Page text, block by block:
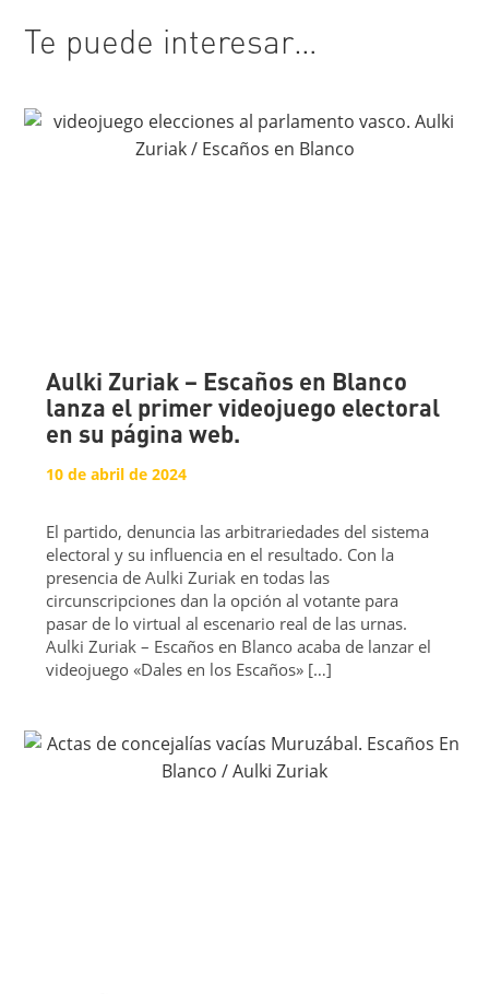
Te puede interesar…
Aulki Zuriak – Escaños en Blanco
lanza el primer videojuego electoral
en su página web.
10 de abril de 2024
El partido, denuncia las arbitrariedades del sistema
electoral y su influencia en el resultado. Con la
presencia de Aulki Zuriak en todas las
circunscripciones dan la opción al votante para
pasar de lo virtual al escenario real de las urnas.
Aulki Zuriak – Escaños en Blanco acaba de lanzar el
videojuego «Dales en los Escaños» […]